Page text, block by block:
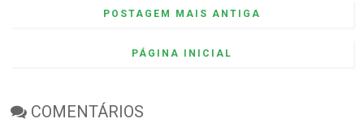
POSTAGEM MAIS ANTIGA
PÁGINA INICIAL
COMENTÁRIOS